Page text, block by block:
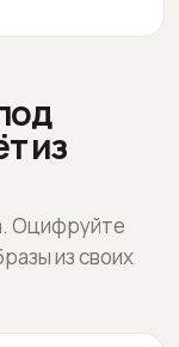
из
Оцифруйте
из своих